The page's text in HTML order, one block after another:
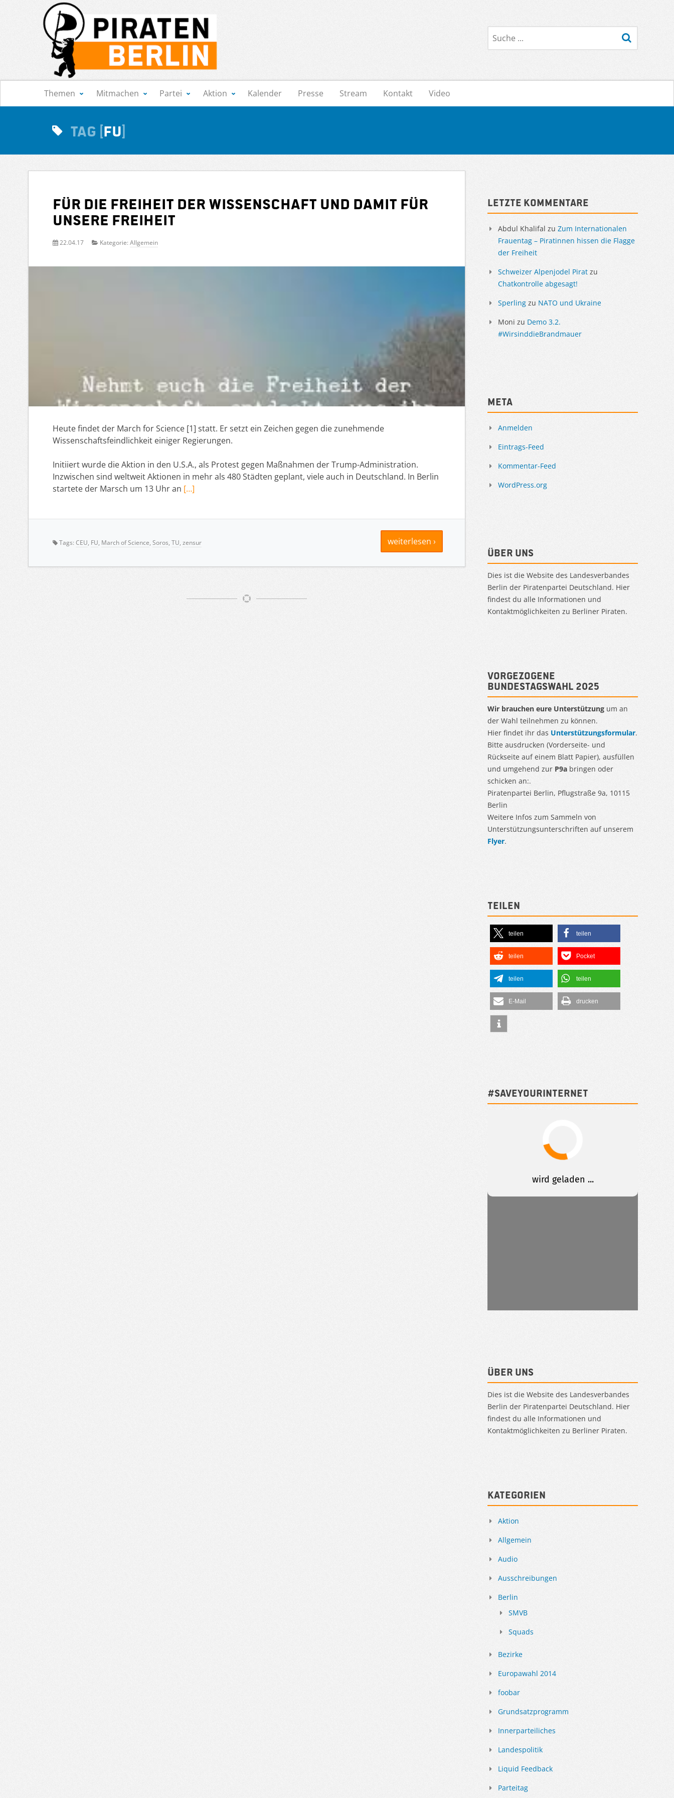
Suche
Navigation
Themen Mitmachen Partei Aktion Kalender Presse Stream Kontakt Video
Tag FU
Für die Freiheit der Wissenschaft und damit für
unsere Freiheit
22.04.17 Kategorie: Allgemein
Heute findet der March for Science [1] statt. Er setzt ein Zeichen gegen die zunehmende
Wissenschaftsfeindlichkeit einiger Regierungen.
Initiiert wurde die Aktion in den U.S.A., als Protest gegen Maßnahmen der Trump-Administration.
Inzwischen sind weltweit Aktionen in mehr als 480 Städten geplant, viele auch in Deutschland. In Berlin
startete der Marsch um 13 Uhr an […]
weiterlesen ›
Tags: CEU, FU, March of Science, Soros, TU, zensur
Letzte Kommentare
Abdul Khalifal zu Zum Internationalen
Frauentag – Piratinnen hissen die Flagge
der Freiheit
Schweizer Alpenjodel Pirat zu
Chatkontrolle abgesagt!
Sperling zu NATO und Ukraine
Moni zu Demo 3.2.
#WirsinddieBrandmauer
Meta
Anmelden
Eintrags-Feed
Kommentar-Feed
WordPress.org
Über uns
Dies ist die Website des Landesverbandes
Berlin der Piratenpartei Deutschland. Hier
findest du alle Informationen und
Kontaktmöglichkeiten zu Berliner Piraten.
Vorgezogene
Bundestagswahl 2025
Wir brauchen eure Unterstützung um an
der Wahl teilnehmen zu können.
Hier findet ihr das Unterstützungsformular.
Bitte ausdrucken (Vorderseite- und
Rückseite auf einem Blatt Papier), ausfüllen
und umgehend zur P9a bringen oder
schicken an:.
Piratenpartei Berlin, Pflugstraße 9a, 10115
Berlin
Weitere Infos zum Sammeln von
Unterstützungsunterschriften auf unserem
Flyer.
Teilen
teilen teilen
teilen Pocket
teilen teilen
E-Mail drucken
#SAVEYOURINTERNET
Über uns
Dies ist die Website des Landesverbandes
Berlin der Piratenpartei Deutschland. Hier
findest du alle Informationen und
Kontaktmöglichkeiten zu Berliner Piraten.
Kategorien
Aktion
Allgemein
Audio
Ausschreibungen
Berlin
SMVB
Squads
Bezirke
Europawahl 2014
foobar
Grundsatzprogramm
Innerparteiliches
Landespolitik
Liquid Feedback
Parteitag